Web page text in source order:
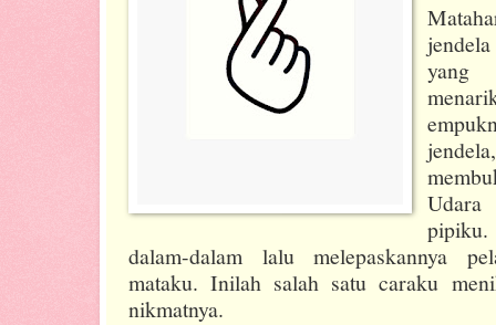
yang
Udara
dalam-dalam lalu melepaskannya
mataku. Inilah salah satu caraku
nikmatnya.